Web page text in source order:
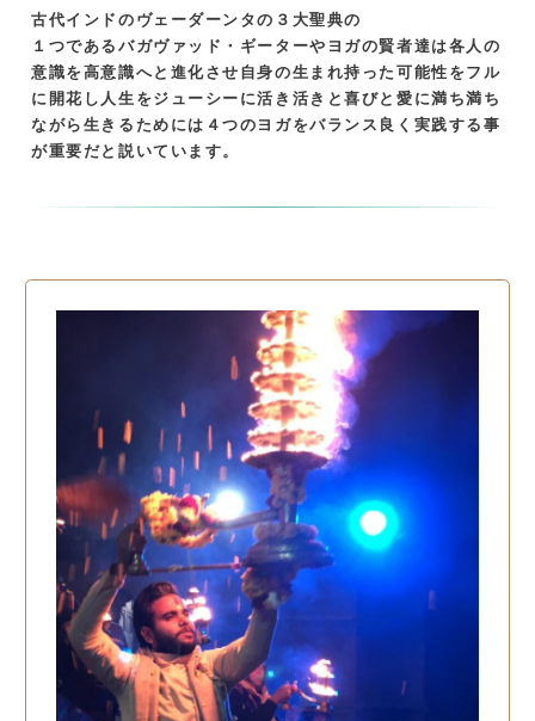
古代インドのヴェーダーンタの３大聖典の
１つであるバガヴァッド・ギーターやヨガの賢者達は各人の
意識を高意識へと進化させ自身の生まれ持った可能性をフル
に開花し人生をジューシーに活き活きと喜びと愛に満ち満ち
ながら生きるためには４つのヨガをバランス良く実践する事
が重要だと説いています。